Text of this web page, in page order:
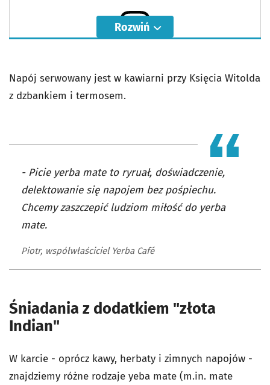
Rozwiń
Napój serwowany jest w kawiarni przy Księcia Witolda
z dzbankiem i termosem.
- Picie yerba mate to ryruał, doświadczenie,
delektowanie się napojem bez pośpiechu.
Chcemy zaszczepić ludziom miłość do yerba
mate.
Piotr, współwłaściciel Yerba Café
Śniadania z dodatkiem "złota
Indian"
W karcie - oprócz kawy, herbaty i zimnych napojów -
znajdziemy różne rodzaje yeba mate (m.in. mate